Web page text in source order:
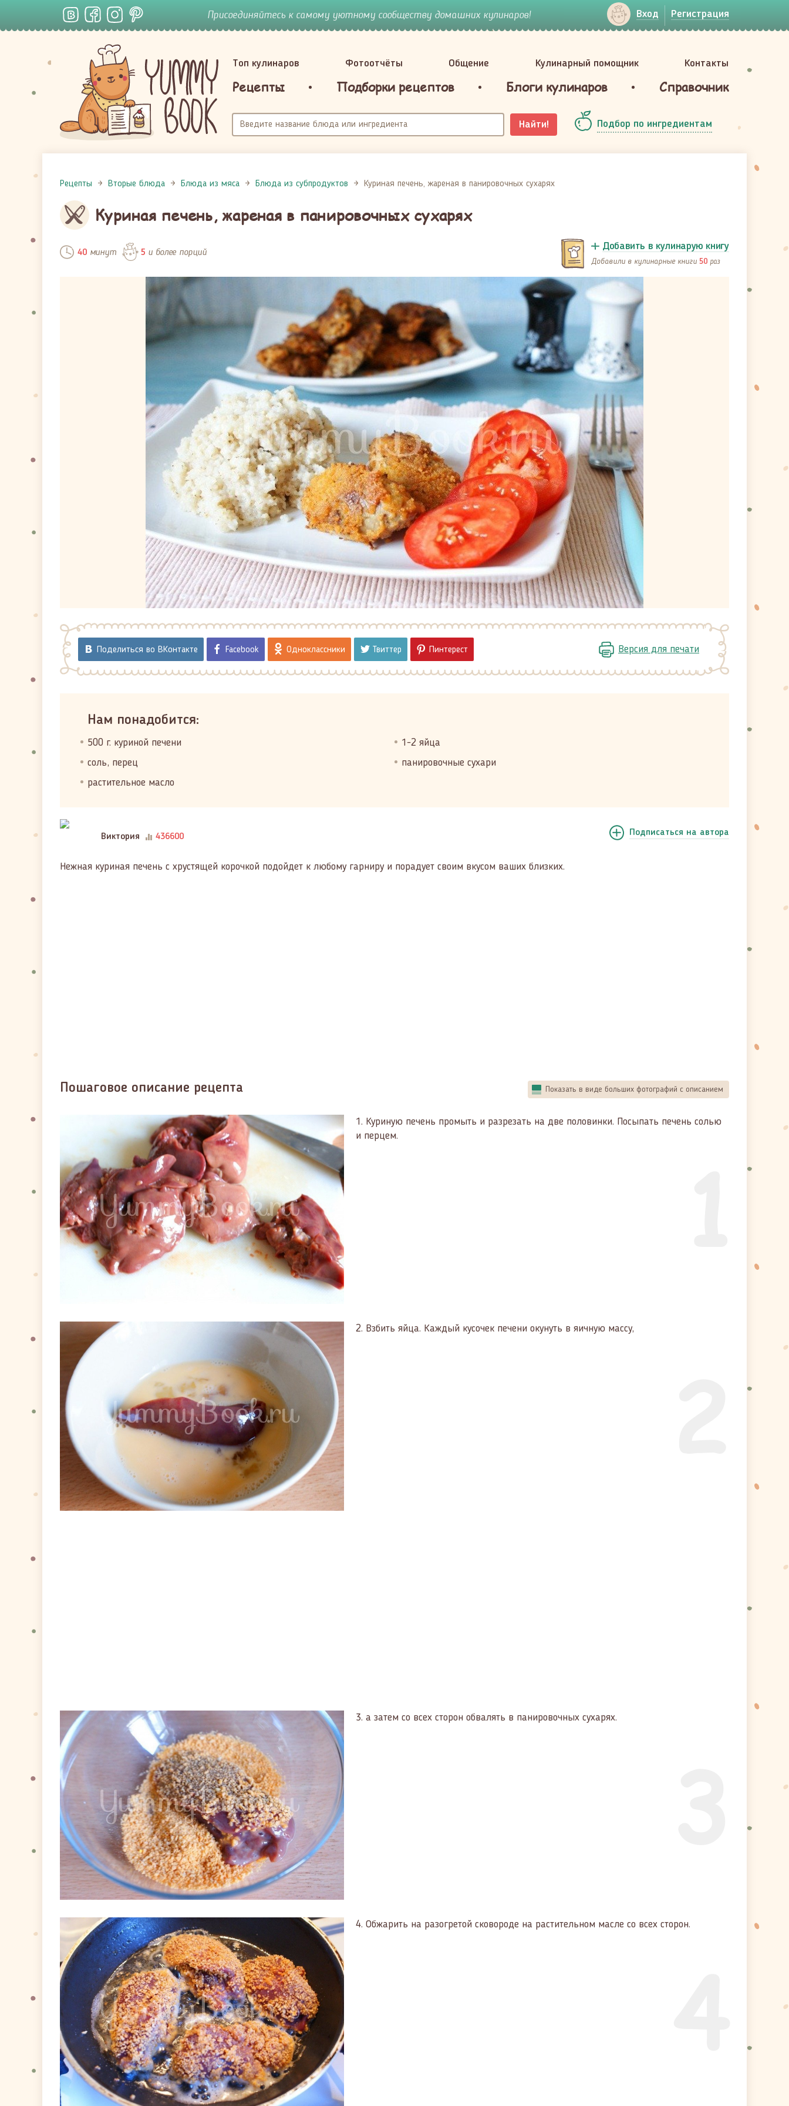
Присоединяйтесь к самому уютному сообществу домашних кулинаров! Вход Регистрация
Топ кулинаров Фотоотчёты Общение Кулинарный помощник Контакты
Рецепты Подборки рецептов Блоги кулинаров Справочник
Найти! Подбор по ингредиентам
Рецепты Вторые блюда Блюда из мяса Блюда из субпродуктов Куриная печень, жареная в панировочных сухарях
Куриная печень, жареная в панировочных сухарях
40минут 5 и более порций Добавить в кулинарую книгу
Добавили в кулинарные книги 50 раз
Поделиться во ВКонтакте Facebook Одноклассники Твиттер Пинтерест Версия для печати
Нам понадобится:
500 г. куриной печени
1-2 яйца
соль, перец
панировочные сухари
растительное масло
Виктория 436600 Подписаться на автора
Нежная куриная печень с хрустящей корочкой подойдет к любому гарниру и порадует своим вкусом ваших близких.
Пошаговое описание рецепта Показать в виде больших фотографий с описанием
1. Куриную печень промыть и разрезать на две половинки. Посыпать печень солью
и перцем.
2. Взбить яйца. Каждый кусочек печени окунуть в яичную массу,
3. а затем со всех сторон обвалять в панировочных сухарях.
4. Обжарить на разогретой сковороде на растительном масле со всех сторон.